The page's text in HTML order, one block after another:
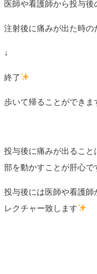
医師や看護師から投与後
注射後に痛みが出た時
↓
終了
歩いて帰ることができま
投与後に痛みが出ること
部を動かすことが肝心で
投与後には医師や看護
レクチャー致します